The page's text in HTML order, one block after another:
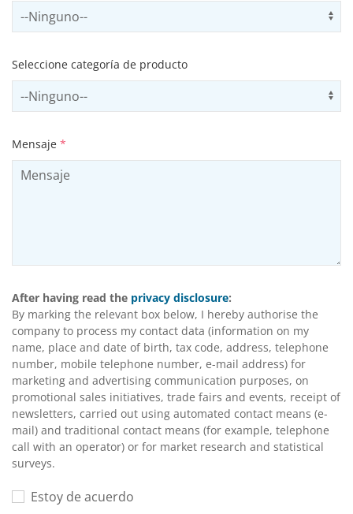
Select subSector
Seleccione categoría de producto
Select productCategory
Mensaje *
After having read the privacy disclosure:
By marking the relevant box below, I hereby authorise the
company to process my contact data (information on my
name, place and date of birth, tax code, address, telephone
number, mobile telephone number, e-mail address) for
marketing and advertising communication purposes, on
promotional sales initiatives, trade fairs and events, receipt of
newsletters, carried out using automated contact means (e-
mail) and traditional contact means (for example, telephone
call with an operator) or for market research and statistical
surveys.
Estoy de acuerdo